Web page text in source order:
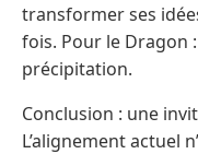
transformer ses
fois. Pour le Dragon
précipitation.
Conclusion : une
L’alignement actuel